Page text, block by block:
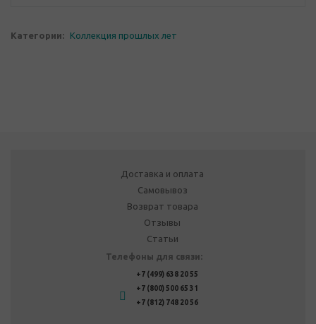
Категории: Коллекция прошлых лет
Доставка и оплата
Самовывоз
Возврат товара
Отзывы
Статьи
Телефоны для связи:
+7 (499) 638 20 55
+7 (800) 500 65 31
+7 (812) 748 20 56